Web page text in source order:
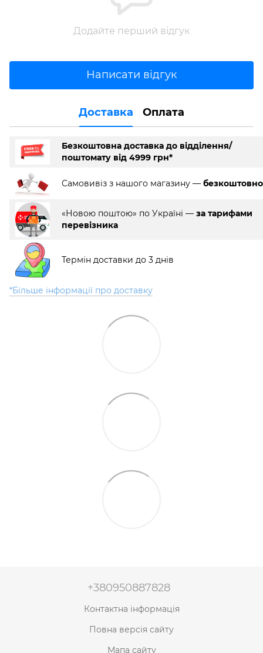
Додайте перший відгук
Написати відгук
Доставка Оплата
Безкоштовна доставка до відділення/
поштомату від 4999 грн*
Самовивіз з нашого магазину — безкоштовно
«Новою поштою» по Україні — за тарифами
перевізника
Термін доставки до 3 днів
*Більше інформації про доставку
+380950887828
Контактна інформація
Повна версія сайту
Мапа сайту